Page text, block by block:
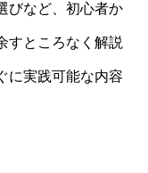
びなど、初心者か
すところなく解説
に実践可能な内容